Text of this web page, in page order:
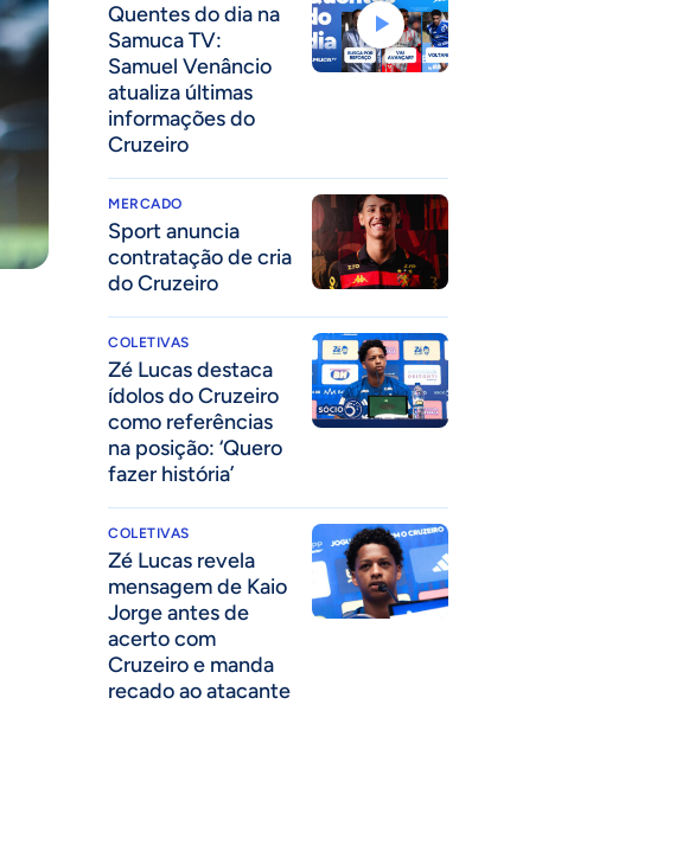
Quentes do dia na
Samuca TV:
Samuel Venâncio
atualiza últimas
informações do
Cruzeiro
MERCADO
Sport anuncia
contratação de cria
do Cruzeiro
COLETIVAS
Zé Lucas destaca
ídolos do Cruzeiro
como referências
na posição: ‘Quero
fazer história’
COLETIVAS
Zé Lucas revela
mensagem de Kaio
Jorge antes de
acerto com
Cruzeiro e manda
recado ao atacante